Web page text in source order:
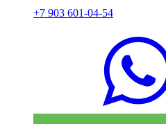
+7 903 601-04-54